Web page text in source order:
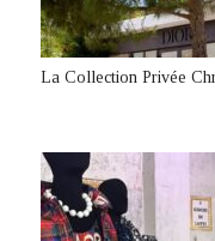
La Collection Privée